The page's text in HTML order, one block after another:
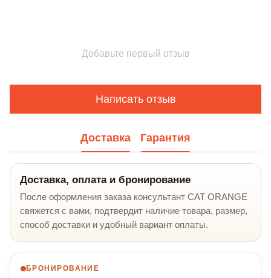
Добавьте первый отзыв
Написать отзыв
Доставка Гарантия
Доставка, оплата и бронирование
После оформления заказа консультант CAT ORANGE
свяжется с вами, подтвердит наличие товара, размер,
способ доставки и удобный вариант оплаты.
БРОНИРОВАНИЕ